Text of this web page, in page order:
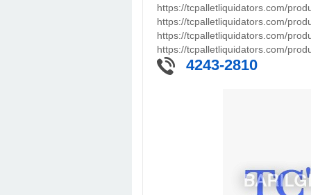
https://tcpalletliquidators.com/
https://tcpalletliquidators.com/
https://tcpalletliquidators.com/
https://tcpalletliquidators.com/
4243-2810